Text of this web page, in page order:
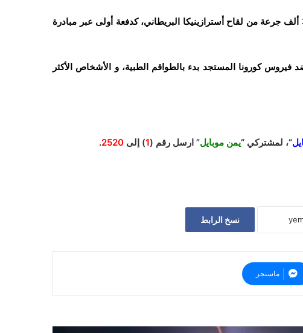
و تيلمت وزارة الصحة بعدن، نهاية مارس/آذار الماضي، 360 ألف جرعة من لقاح أسترازينيكا البريطاني، كدفعة أولى عبر مبادرة
كورونا المستجد بدء بالطواقم الطبية، و الأشخاص الأكثر
“، لمشتركي “يمن موبايل” ارسل رقم (1) إلى 2520
.
نسخ الرابط
ماسنجر